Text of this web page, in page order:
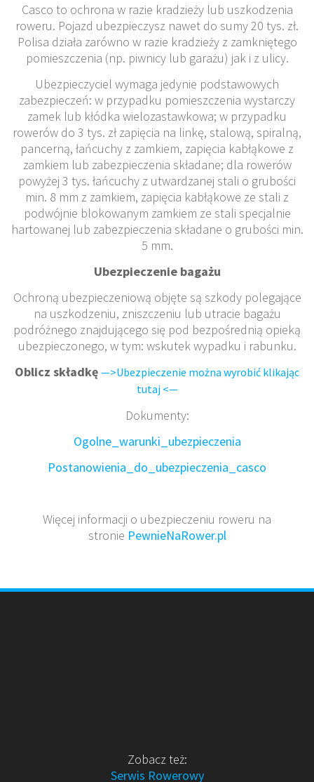
Casco to ochrona w razie kradzieży lub uszkodzenia
roweru. Pojazd ubezpieczysz nawet do sumy 20 tys. zł.
Polisa działa zarówno w razie kradzieży z zamkniętego
pomieszczenia (np. piwnicy lub garażu) jak i z ulicy.
Ubezpieczyciel wymaga jedynie podstawowych
zabezpieczeń: w przypadku pomieszczenia wystarczy
zamek lub kłódka wielozastawkowa; w przypadku
rowerów do 3 tys. zł zapięcia na linkę, stalową, spiralną,
pancerną, łańcuchy z zamkiem, zapięcia kabłąkowe z
zamkiem lub zabezpieczenia składane; dla rowerów
powyżej 3 tys. łańcuchy z utwardzanej stali o grubości
min. 8 mm z zamkiem, zapięcia kabłąkowe ze stali z
podwójnie blokowanym zamkiem ze stali specjalnie
hartowanej lub zabezpieczenia składane o grubości min.
5 mm.
Ubezpieczenie bagażu
Ochroną ubezpieczeniową objęte są szkody polegające
na uszkodzeniu, zniszczeniu lub utracie bagażu
podróżnego znajdującego się pod bezpośrednią opieką
ubezpieczonego, w tym: wskutek wypadku i rabunku.
Oblicz składkę —>Ubezpieczenie można wyrobić klikając
tutaj <—
Dokumenty:
Ogolne_warunki_ubezpieczenia
Postanowienia_do_ubezpieczenia_casco
Więcej informacji o ubezpieczeniu roweru na
stronie PewnieNaRower.pl
Zobacz też:
Serwis Rowerowy